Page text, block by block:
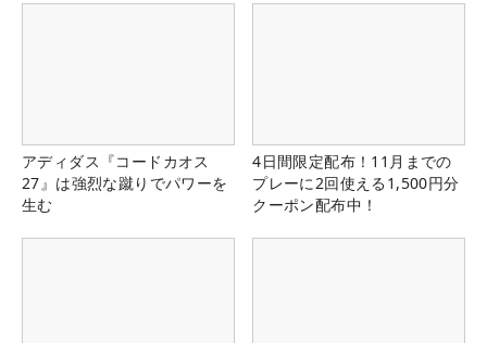
アディダス『コードカオス
27』は強烈な蹴りでパワーを
生む
4日間限定配布！11月までの
プレーに2回使える1,500円分
クーポン配布中！